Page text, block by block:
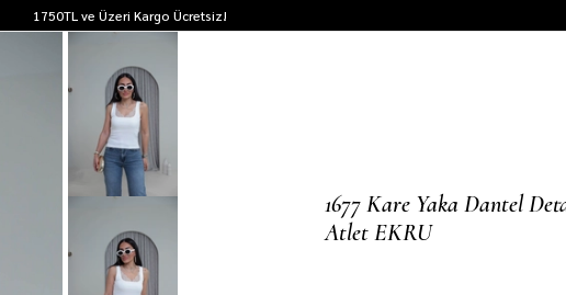
1750TL ve Üzeri Kargo Ücretsiz!
1677 Kare Yaka Dantel
Atlet EKRU